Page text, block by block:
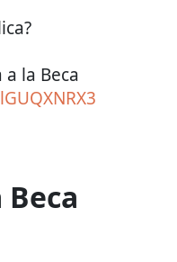
la Beca